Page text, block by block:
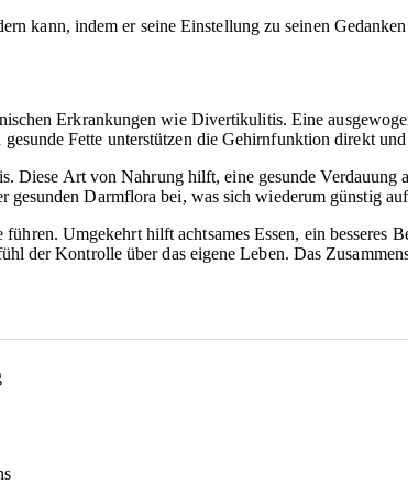
kann, indem er seine Einstellung zu seinen
Erkrankungen wie Divertikulitis. Eine
Fette unterstützen die Gehirnfunktion direkt
Art von Nahrung hilft, eine gesunde Verdauung
Darmflora bei, was sich wiederum günstig
Umgekehrt hilft achtsames Essen, ein besseres
der Kontrolle über das eigene Leben. Das